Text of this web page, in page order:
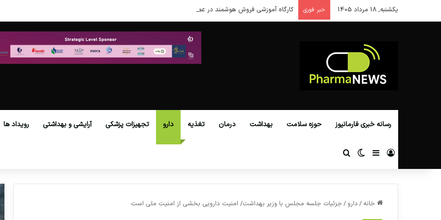
یکشنبه, 18 مرداد 1405 خبر فوری کارگاه آموزشی فروش هوشمند در عصر نوین
رسانه خبری فارمانیوز حوزه سلامت بهداشت درمان تغذیه دارو تجهیزات پزشکی آرایشی و بهداشتی رویداد ها
ورود سایدبارتغییر پوسته
خانه / دارو / جزئیات جلسه مجلس با وزیر بهداشت/ امنیت دارویی بخشی از امنیت ملی است